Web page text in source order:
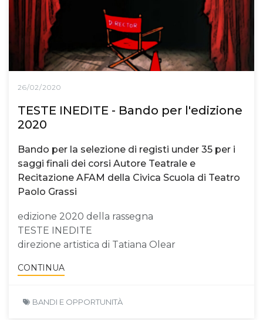
26/02/2020
TESTE INEDITE - Bando per l'edizione
2020
Bando per la selezione di registi under 35 per i
saggi finali dei corsi Autore Teatrale e
Recitazione AFAM della Civica Scuola di Teatro
Paolo Grassi
edizione 2020 della rassegna
TESTE INEDITE
direzione artistica di Tatiana Olear
CONTINUA
BANDI E OPPORTUNITÀ